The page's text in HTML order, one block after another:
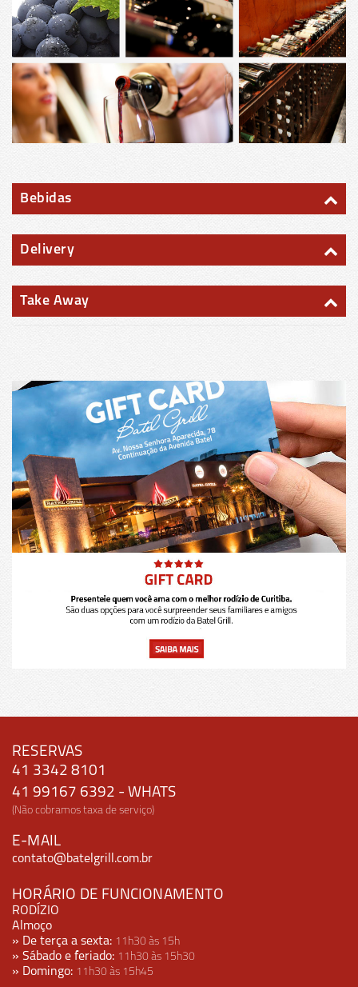
Bebidas
Delivery
Take Away
RESERVAS
41 3342 8101
41 99167 6392 - WHATS
(Não cobramos taxa de serviço)
E-MAIL
contato@batelgrill.com.br
HORÁRIO DE FUNCIONAMENTO
RODÍZIO
Almoço
» De terça a sexta: 11h30 às 15h
» Sábado e feriado: 11h30 às 15h30
» Domingo: 11h30 às 15h45